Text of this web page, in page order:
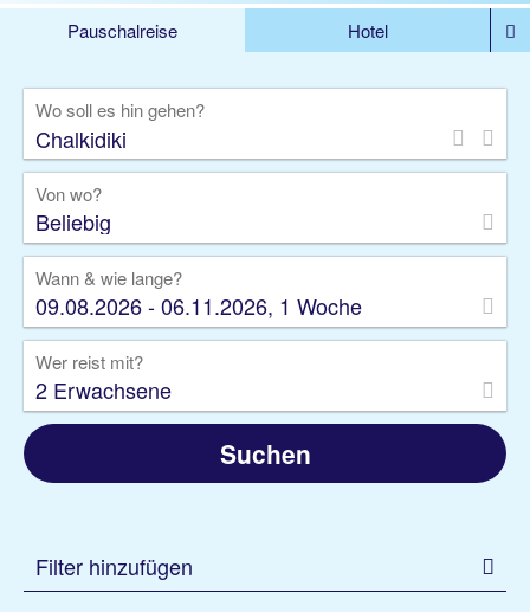
Pauschalreise
Hotel
Rundreise
Kreuzfahrt
Gruppenreise
Camper Privattransfer
Wo soll es hin gehen?
Von wo?
Beliebig
Wann & wie lange?
09.08.2026 - 06.11.2026, 1 Woche
Wer reist mit?
2 Erwachsene
Suchen
Filter hinzufügen